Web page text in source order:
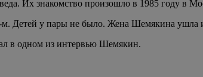
Их знакомство произошло в 1985 году в
Детей у пары не было. Жена Шемякина ушла
в одном из интервью Шемякин.